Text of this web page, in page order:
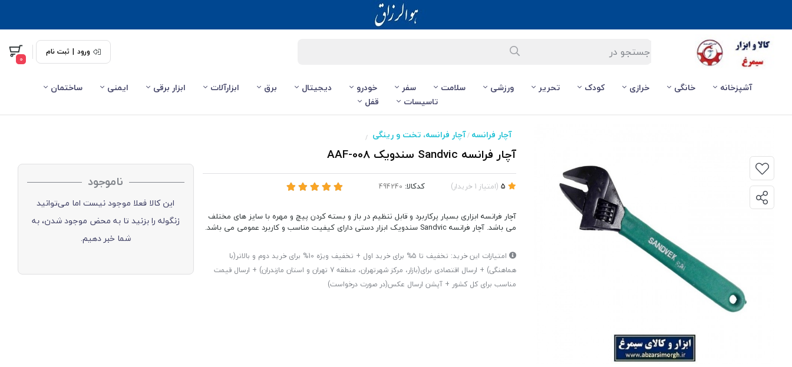
ورود | ثبت نام
0
آشپزخانه خانگی خرازی کودک تحریر ورزشی سلامت سفر خودرو دیجیتال برق ابزارآلات ابزار برقی ایمنی
ساختمان
تاسیسات
قفل
آچار فرانسه /آچار فرانسه، تخت و رینگی /
آچار فرانسه Sandvic سندویک AAF-008
(امتیاز 1 خریدار) کدکالا:
آچار فرانسه ابزاری بسیار پرکاربرد و قابل تنظیم در باز و بسته کردن پیچ و مهره با سایز های مختلف
می باشد. آچار فرانسه Sandvic سندویک ابزار دستی دارای کیفیت مناسب و کاربرد عمومی می باشد.
امتیازات این خرید: تخفیف تا 5% برای خرید اول + تخفیف ویژه 10% برای خرید دوم و بالاتر(با
هماهنگی) + ارسال اقتصادی برای(بازار، مرکز شهرتهران، منطقه 7 تهران و استان مازندران) + ارسال قیمت
مناسب برای کل کشور + آپشن ارسال عکس(در صورت درخواست)
ناموجود
این کالا فعلا موجود نیست اما می‌توانید
زنگوله را بزنید تا به محض موجود شدن، به
شما خبر دهیم.